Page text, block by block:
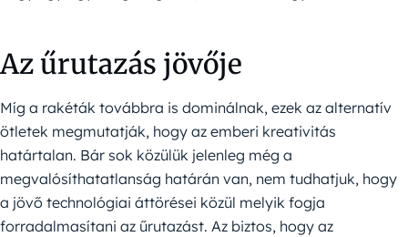
Az űrutazás jövője
Míg a rakéták továbbra is dominálnak, ezek az alternatív
ötletek megmutatják, hogy az emberi kreativitás
határtalan. Bár sok közülük jelenleg még a
megvalósíthatatlanság határán van, nem tudhatjuk, hogy
a jövő technológiai áttörései közül melyik fogja
forradalmasítani az űrutazást. Az biztos, hogy az